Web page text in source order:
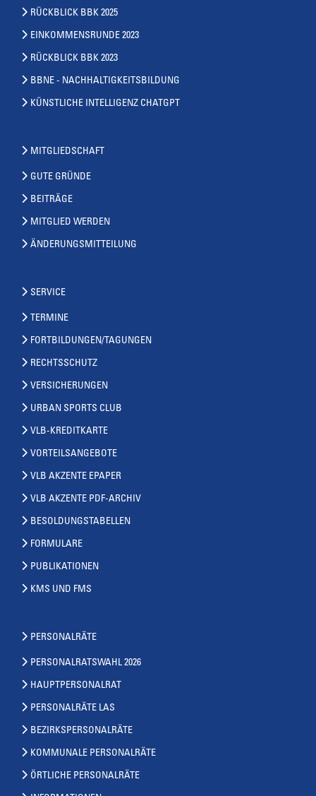
RÜCKBLICK BBK 2025
EINKOMMENSRUNDE 2023
RÜCKBLICK BBK 2023
BBNE - NACHHALTIGKEITSBILDUNG
KÜNSTLICHE INTELLIGENZ CHATGPT
MITGLIEDSCHAFT
GUTE GRÜNDE
BEITRÄGE
MITGLIED WERDEN
ÄNDERUNGSMITTEILUNG
SERVICE
TERMINE
FORTBILDUNGEN/TAGUNGEN
RECHTSSCHUTZ
VERSICHERUNGEN
URBAN SPORTS CLUB
VLB-KREDITKARTE
VORTEILSANGEBOTE
VLB AKZENTE EPAPER
VLB AKZENTE PDF-ARCHIV
BESOLDUNGSTABELLEN
FORMULARE
PUBLIKATIONEN
KMS UND FMS
PERSONALRÄTE
PERSONALRATSWAHL 2026
HAUPTPERSONALRAT
PERSONALRÄTE LAS
BEZIRKSPERSONALRÄTE
KOMMUNALE PERSONALRÄTE
ÖRTLICHE PERSONALRÄTE